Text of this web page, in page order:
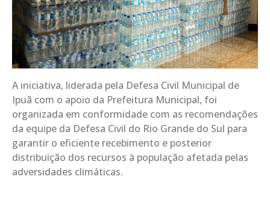
A iniciativa, liderada pela Defesa Civil Municipal de
Ipuã com o apoio da Prefeitura Municipal, foi
organizada em conformidade com as recomendações
da equipe da Defesa Civil do Rio Grande do Sul para
garantir o eficiente recebimento e posterior
distribuição dos recursos à população afetada pelas
adversidades climáticas.